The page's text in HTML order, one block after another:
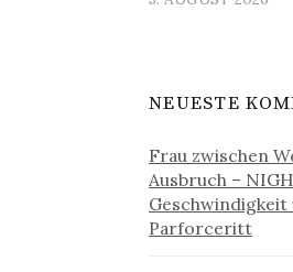
NEUESTE
Frau zwischen
Ausbruch –
Parforceritt